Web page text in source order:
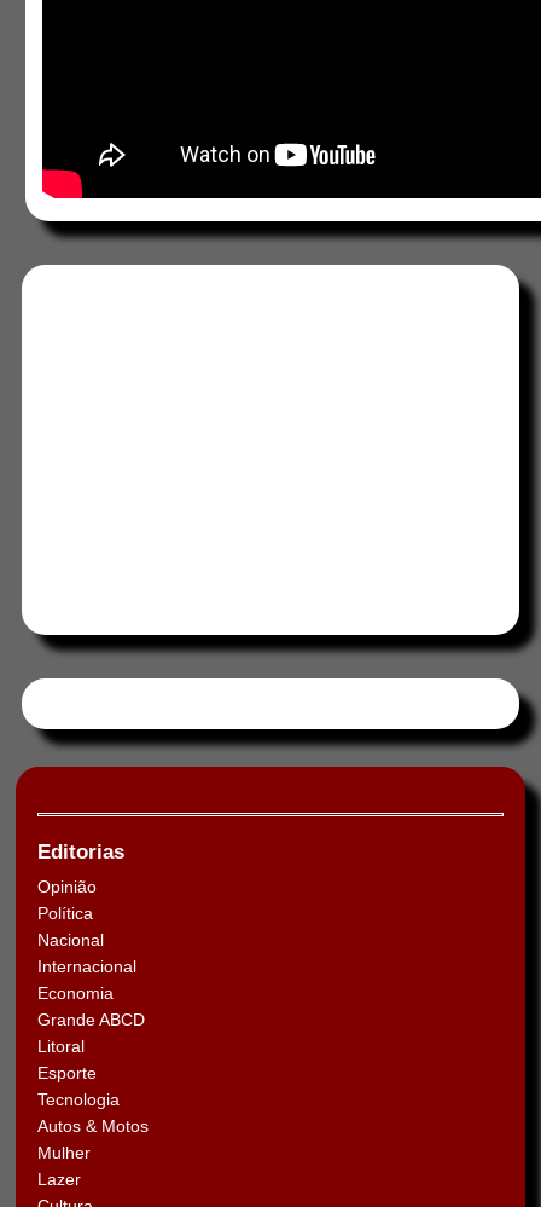
Editorias
Opinião
Política
Nacional
Internacional
Economia
Grande ABCD
Litoral
Esporte
Tecnologia
Autos & Motos
Mulher
Lazer